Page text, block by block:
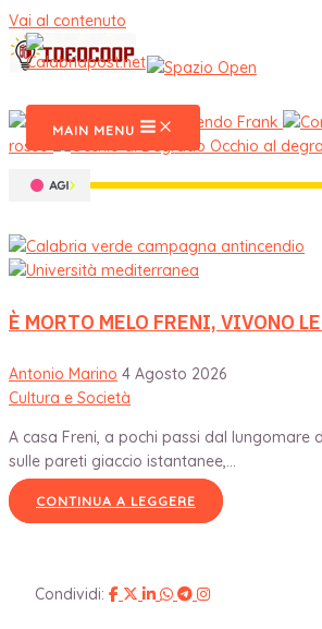
Vai al contenuto
MAIN MENU Reverendo Frank
rosso
Occhio al
È MORTO MELO FRENI, VIVONO
Antonio Marino 4 Agosto 2026
Cultura e Società
A casa Freni, a pochi passi dal lungomare
sulle pareti giaccio istantanee,...
CONTINUA A LEGGERE
Condividi: